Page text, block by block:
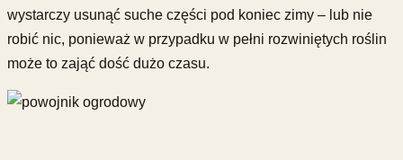
wystarczy usunąć suche części pod koniec zimy – lub nie
robić nic, ponieważ w przypadku w pełni rozwiniętych roślin
może to zająć dość dużo czasu.